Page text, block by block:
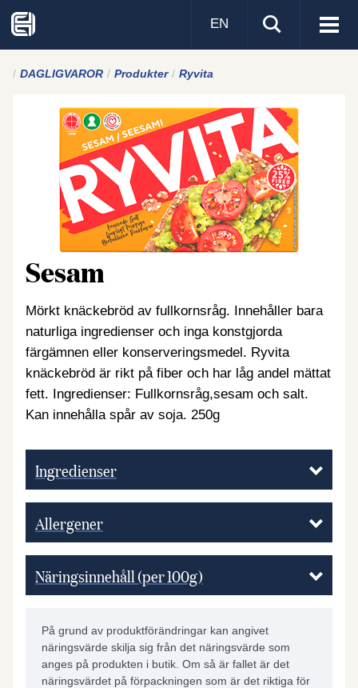
Visa
EN
DAGLIGVAROR Produkter Ryvita
Sesam
Mörkt knäckebröd av fullkornsråg. Innehåller bara
naturliga ingredienser och inga konstgjorda
färgämnen eller konserveringsmedel. Ryvita
knäckebröd är rikt på fiber och har låg andel mättat
fett. Ingredienser: Fullkornsråg,sesam och salt.
Kan innehålla spår av soja. 250g
Ingredienser
Allergener
Näringsinnehåll (per 100g)
På grund av produktförändringar kan angivet
näringsvärde skilja sig från det näringsvärde som
anges på produkten i butik. Om så är fallet är det
näringsvärdet på förpackningen som är det riktiga för